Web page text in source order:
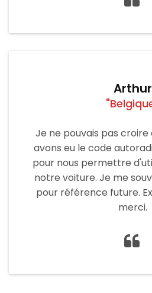
Arthur
Je ne pouvais pas croire
avons eu le code
pour nous permettre
notre voiture. Je me
pour référence future.
merci.